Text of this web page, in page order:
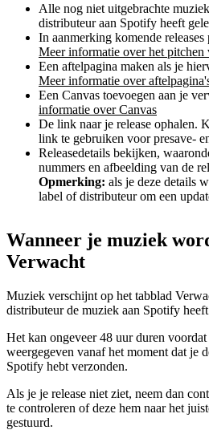
Alle nog niet uitgebrachte
distributeur aan Spotify heeft
In aanmerking komende
Meer informatie over het
Een aftelpagina maken als je
Meer informatie over
Een Canvas toevoegen aan je
informatie over Canvas
De link naar je release ophalen.
link te gebruiken voor presave-
Releasedetails bekijken,
nummers en afbeelding van de
Opmerking: als je deze details
label of distributeur om een
Wanneer je muziek
Verwacht
Muziek verschijnt op het tabblad
distributeur de muziek aan Spotify
Het kan ongeveer 48 uur duren
weergegeven vanaf het moment dat je
Spotify hebt verzonden.
Als je je release niet ziet, neem dan
te controleren of deze hem naar het
gestuurd.